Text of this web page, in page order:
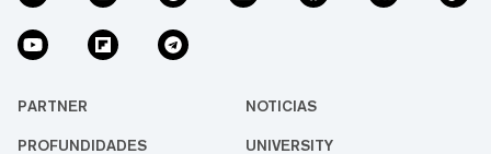
PARTNER NOTICIAS
PROFUNDIDADES UNIVERSITY